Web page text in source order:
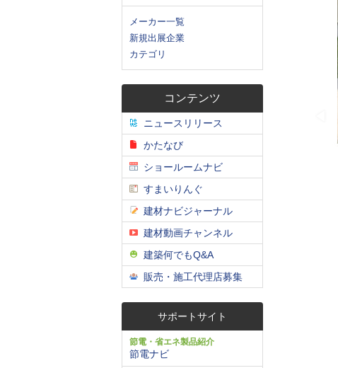
メーカー一覧
新規出展企業
カテゴリ
コンテンツ
ニュースリリース
かたなび
ショールームナビ
すまいりんぐ
建材ナビジャーナル
建材動画チャンネル
建築何でもQ&A
販売・施工代理店募集
サポートサイト
節電・省エネ製品紹介
節電ナビ